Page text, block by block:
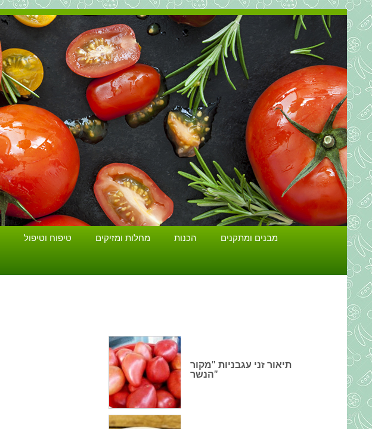
טיפוח וטיפול מחלות ומזיקים הכנות מבנים ומתקנים
תיאור זני עגבניות "מקור
הנשר"